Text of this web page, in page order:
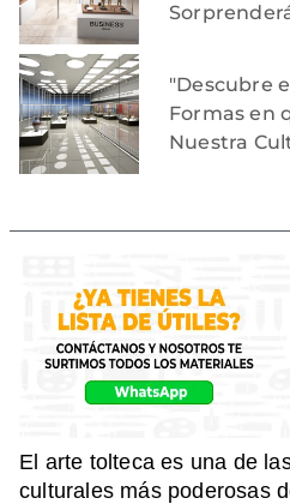
"Descubre
Formas en
Nuestra
El arte tolteca es una de
culturales más poderosas